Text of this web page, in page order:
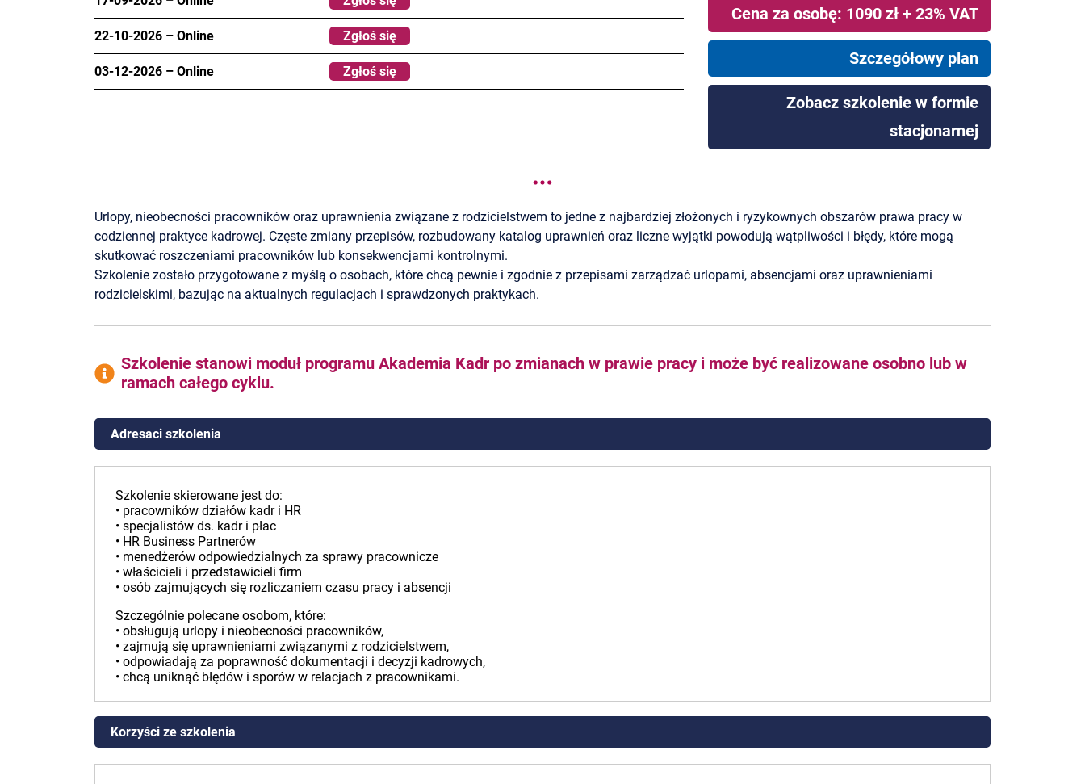
22-10-2026 – Online Zgłoś się
03-12-2026 – Online Zgłoś się
Cena za osobę: 1090 zł + 23% VAT
Szczegółowy plan
Zobacz szkolenie w formie
stacjonarnej
Urlopy, nieobecności pracowników oraz uprawnienia związane z rodzicielstwem to jedne z najbardziej złożonych i ryzykownych obszarów prawa pracy w
codziennej praktyce kadrowej. Częste zmiany przepisów, rozbudowany katalog uprawnień oraz liczne wyjątki powodują wątpliwości i błędy, które mogą
skutkować roszczeniami pracowników lub konsekwencjami kontrolnymi.
Szkolenie zostało przygotowane z myślą o osobach, które chcą pewnie i zgodnie z przepisami zarządzać urlopami, absencjami oraz uprawnieniami
rodzicielskimi, bazując na aktualnych regulacjach i sprawdzonych praktykach.
Szkolenie stanowi moduł programu Akademia Kadr po zmianach w prawie pracy i może być realizowane osobno lub w
ramach całego cyklu.
Adresaci szkolenia
Szkolenie skierowane jest do:
• pracowników działów kadr i HR
• specjalistów ds. kadr i płac
• HR Business Partnerów
• menedżerów odpowiedzialnych za sprawy pracownicze
• właścicieli i przedstawicieli firm
• osób zajmujących się rozliczaniem czasu pracy i absencji
Szczególnie polecane osobom, które:
• obsługują urlopy i nieobecności pracowników,
• zajmują się uprawnieniami związanymi z rodzicielstwem,
• odpowiadają za poprawność dokumentacji i decyzji kadrowych,
• chcą uniknąć błędów i sporów w relacjach z pracownikami.
Korzyści ze szkolenia